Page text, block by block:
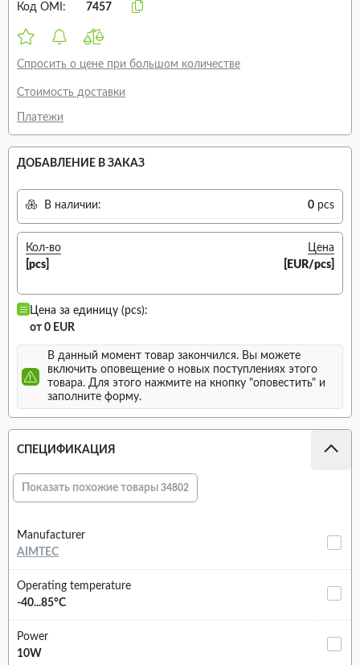
Код OMI: 7457
Спросить о цене при большом количестве
Стоимость доставки
Платежи
ДОБАВЛЕНИЕ В ЗАКАЗ
В наличии: 0 pcs
Кол-во
[pcs]
Цена
[EUR/pcs]
Цена за единицу (pcs):
от 0 EUR
В данный момент товар закончился. Вы можете
включить оповещение о новых поступлениях этого
товара. Для этого нажмите на кнопку "оповестить" и
заполните форму.
СПЕЦИФИКАЦИЯ
Показать похожие товары 34802
Manufacturer
AIMTEC
Operating temperature
-40...85°C
Power
10W